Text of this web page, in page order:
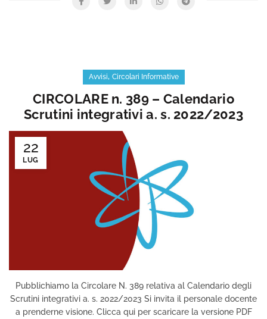
Avvisi, Circolari Informative
CIRCOLARE n. 389 – Calendario
Scrutini integrativi a. s. 2022/2023
22
LUG
Pubblichiamo la Circolare N. 389 relativa al Calendario degli
Scrutini integrativi a. s. 2022/2023 Si invita il personale docente
a prenderne visione. Clicca qui per scaricare la versione PDF